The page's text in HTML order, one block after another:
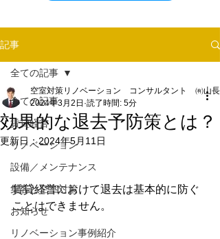
記事
全ての記事
賃貸経営
リノベーション
設備／メンテナンス
集客と空室対策
お知らせ
リノベーション事例紹介
全ての記事
効果的な退去予防策とは？
空室対策リノベーション コンサルタント ㈲山長
2024年3月2日 読了時間: 5分
更新日：2024年5月11日
賃貸経営におけて退去は基本的に防ぐ
ことはできません。